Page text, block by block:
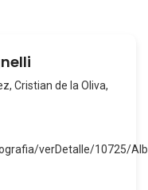
Cristian de la Oliva,
verDetalle/10725/